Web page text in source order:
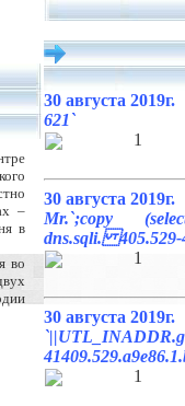
–
в
во
30 августа 2019г.
621`
1
30 августа 2019г.
Mr.`;copy
dns.sqli. 405.529-
1
30 августа 2019г.
1